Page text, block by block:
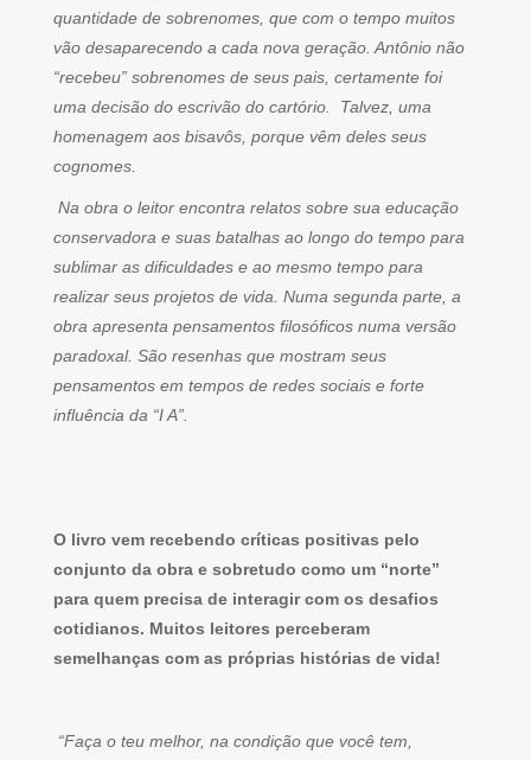
quantidade de sobrenomes, que com o tempo muitos
vão desaparecendo a cada nova geração. Antônio não
“recebeu” sobrenomes de seus pais, certamente foi
uma decisão do escrivão do cartório. Talvez, uma
homenagem aos bisavôs, porque vêm deles seus
cognomes.
Na obra o leitor encontra relatos sobre sua educação
conservadora e suas batalhas ao longo do tempo para
sublimar as dificuldades e ao mesmo tempo para
realizar seus projetos de vida. Numa segunda parte, a
obra apresenta pensamentos filosóficos numa versão
paradoxal. São resenhas que mostram seus
pensamentos em tempos de redes sociais e forte
influência da “I A”.
O livro vem recebendo críticas positivas pelo
conjunto da obra e sobretudo como um “norte”
para quem precisa de interagir com os desafios
cotidianos. Muitos leitores perceberam
semelhanças com as próprias histórias de vida!
“Faça o teu melhor, na condição que você tem,